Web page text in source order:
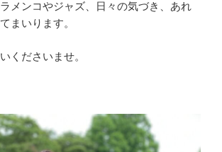
メンコやジャズ、日々の気づき、あれ
まいります。
くださいませ。